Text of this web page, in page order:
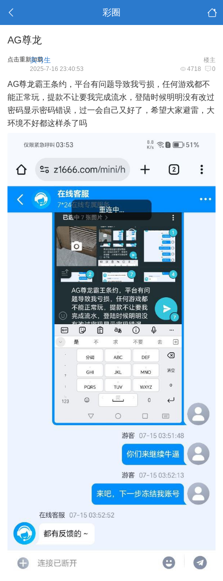
彩圈
AG尊龙
点击重新加载 楼主
实习生
4718 0
2025-7-16 23:40:53
AG尊龙霸王条约，平台有问题导致我亏损，任何游戏都不
能正常玩，提款不让要我完成流水，登陆时候明明没有改过
密码显示密码错误，过一会自己又好了，希望大家避雷，大
环境不好都这样杀了吗